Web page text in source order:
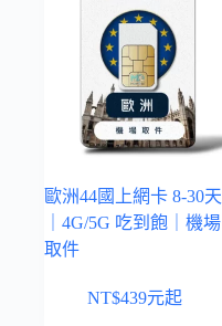
歐洲44國上網卡 8-30天
｜4G/5G 吃到飽｜機場
取件
NT$439元起